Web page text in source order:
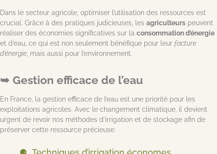
Dans le secteur agricole, optimiser l’utilisation des ressources est
crucial. Grâce à des pratiques judicieuses, les agriculteurs peuvent
réaliser des économies significatives sur la consommation d’énergie
et d’eau, ce qui est non seulement bénéfique pour leur facture
d’énergie , mais aussi pour l’environnement.
Gestion efficace de l’eau
En France, la gestion efficace de l’eau est une priorité pour les
exploitations agricoles. Avec le changement climatique, il devient
urgent de revoir nos méthodes d’irrigation et de stockage afin de
préserver cette ressource précieuse.